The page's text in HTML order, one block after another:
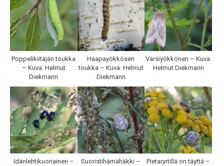
Poppelikiitäjän toukka
– Kuva: Helmut
Diekmann
Haapayökkösen
toukka – Kuva: Helmut
Diekmann
Varsiyökkönen – Kuva:
Helmut Diekmann
Idänlehtikuoriainen –
Suoristihämähäkki –
Pietaryrtillä on täyttä –